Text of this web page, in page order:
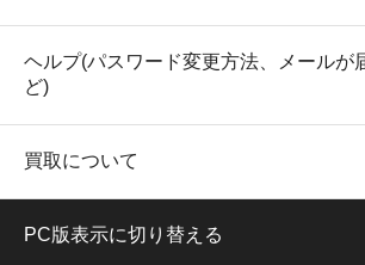
ヘルプ(パスワード変更方法、メールが
ど)
買取について
PC版表示に切り替える